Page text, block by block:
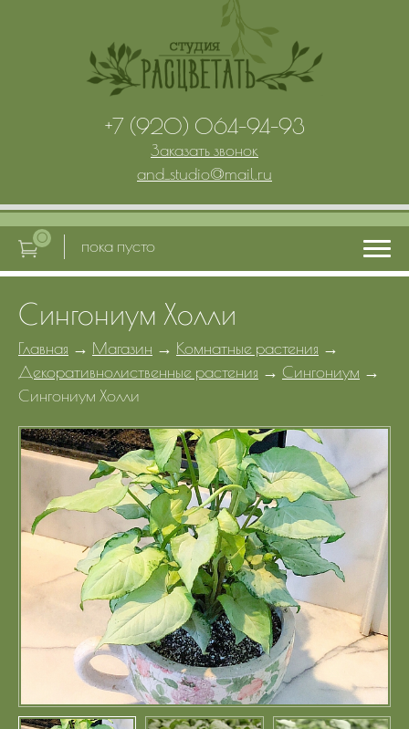
Сингониум Холли
Главная → Магазин → Комнатные растения →
Декоративнолиственные растения → Сингониум →
Сингониум Холли
+7 (920) 064-94-93
Заказать звонок
and_studio@mail.ru
0 пока пусто
Главная
Услуги
Портфолио
Цены
Контакты